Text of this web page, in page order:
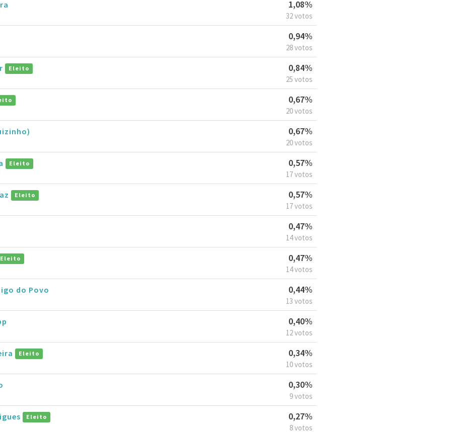
1,08%
32 votos
0,94%
28 votos
Eleito 0,84%
25 votos
0,67%
20 votos
0,67%
20 votos
Eleito 0,57%
17 votos
Eleito 0,57%
17 votos
0,47%
14 votos
Eleito 0,47%
14 votos
do Povo 0,44%
13 votos
0,40%
12 votos
Eleito 0,34%
10 votos
0,30%
9 votos
Eleito 0,27%
8 votos